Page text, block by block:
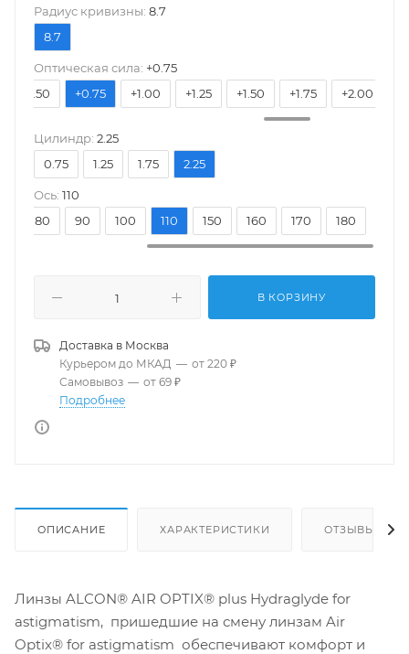
Pадиус кривизны: 8.7
8.7
Оптическая сила: +0.75
+0.50
+0.75 +1.00 +1.25 +1.50 +1.75 +2.00
Цилиндр: 2.25
0.75
1.25 1.75 2.25
Ось: 110
80 90 100 110 150 160 170 180
В КОРЗИНУ
Доставка в Москва
Курьером до МКАД — от 220 ₽
Самовывоз — от 69 ₽
Подробнее
ОПИСАНИЕ ХАРАКТЕРИСТИКИ ОТЗЫВЫ
Линзы ALCON® AIR OPTIX® plus Hydraglyde for
astigmatism, пришедшие на смену линзам Air
Optix® for astigmatism обеспечивают комфорт и